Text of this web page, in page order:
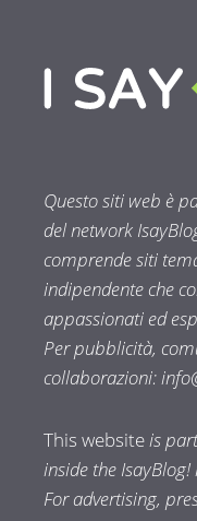
Questo siti web è
del network
comprende siti
indipendente che
appassionati ed
Per pubblicità,
collaborazioni:
This website is
inside the
For advertising,